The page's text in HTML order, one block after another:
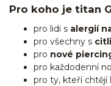
Pro koho je titan
pro lidi s alergií
pro všechny s
pro nové
pro každodenní
pro ty, kteří chtějí